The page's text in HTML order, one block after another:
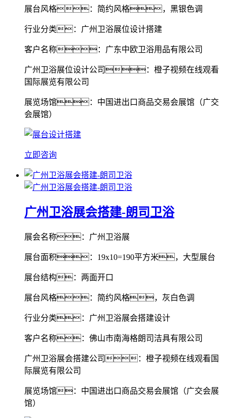
展台风格：简约风格，黑银色调
行业分类：广州卫浴展位设计搭建
客户名称：广东中欧卫浴用品有限公司
广州卫浴展位设计公司：橙子视频在线观看
国际展览有限公司
展览场馆：中国进出口商品交易会展馆（广交
会展馆）
立即咨询
广州卫浴展会搭建-朗司卫浴
展会名称：广州卫浴展
展台面积：19x10=190平方米，大型展台
展台结构：两面开口
展台风格：简约风格，灰白色调
行业分类：广州卫浴展会搭建设计
客户名称：佛山市南海格朗司洁具有限公司
广州卫浴展会搭建公司：橙子视频在线观看国
际展览有限公司
展览场馆：中国进出口商品交易会展馆（广交会展
馆）